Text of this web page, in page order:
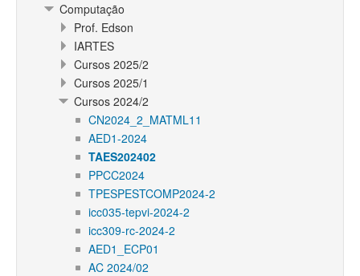
Computação
Prof. Edson
IARTES
Cursos 2025/2
Cursos 2025/1
Cursos 2024/2
CN2024_2_MATML11
AED1-2024
TAES202402
PPCC2024
TPESPESTCOMP2024-2
icc035-tepvi-2024-2
icc309-rc-2024-2
AED1_ECP01
AC 2024/02